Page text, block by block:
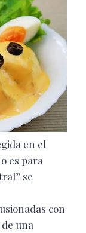
en el
es para
se
con
una